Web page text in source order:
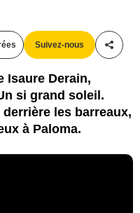
Suivez-nous
Isaure Derain,
si grand soleil.
les barreaux,
à Paloma.